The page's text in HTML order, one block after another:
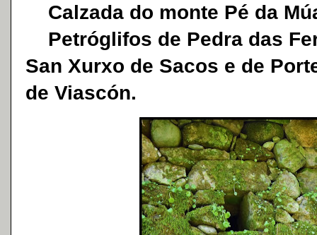
Calzada do monte Pé da
Petróglifos de Pedra das
San Xurxo de Sacos e de
de Viascón.